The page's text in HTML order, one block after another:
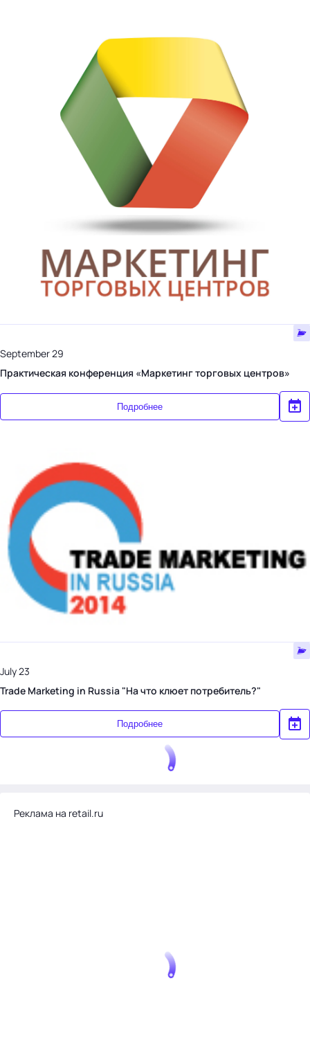
September 29
Практическая конференция «Маркетинг торговых центров»
Подробнее
July 23
Trade Marketing in Russia "На что клюет потребитель?"
Подробнее
Реклама на retail.ru